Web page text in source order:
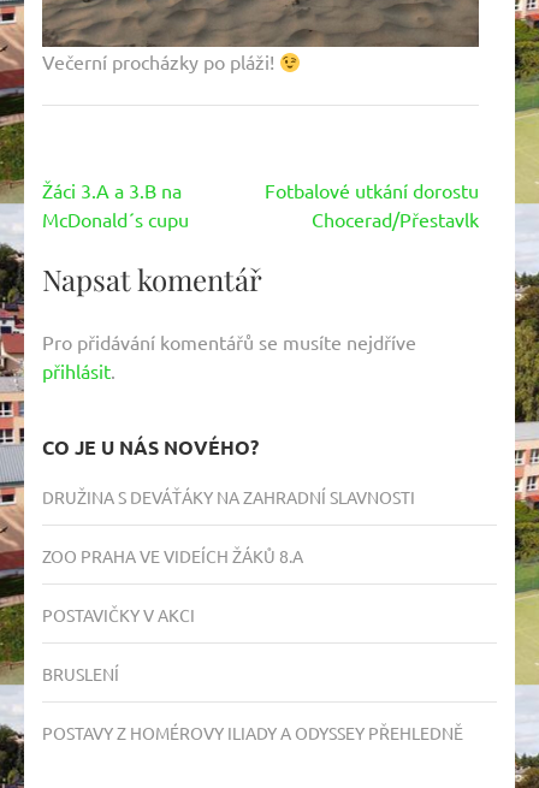
Večerní procházky po pláži!
Navigace
pro
Žáci 3.A a 3.B na
McDonald´s cupu
Fotbalové utkání dorostu
Chocerad/Přestavlk
Napsat komentář
Pro přidávání komentářů se musíte nejdříve
přihlásit.
CO JE U NÁS NOVÉHO?
DRUŽINA S DEVÁŤÁKY NA ZAHRADNÍ SLAVNOSTI
ZOO PRAHA VE VIDEÍCH ŽÁKŮ 8.A
POSTAVIČKY V AKCI
BRUSLENÍ
POSTAVY Z HOMÉROVY ILIADY A ODYSSEY PŘEHLEDNĚ